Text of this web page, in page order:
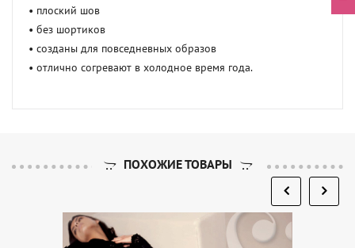
• плоский шов
• без шортиков
• созданы для повседневных образов
• отлично согревают в холодное время года.
ПОХОЖИЕ ТОВАРЫ